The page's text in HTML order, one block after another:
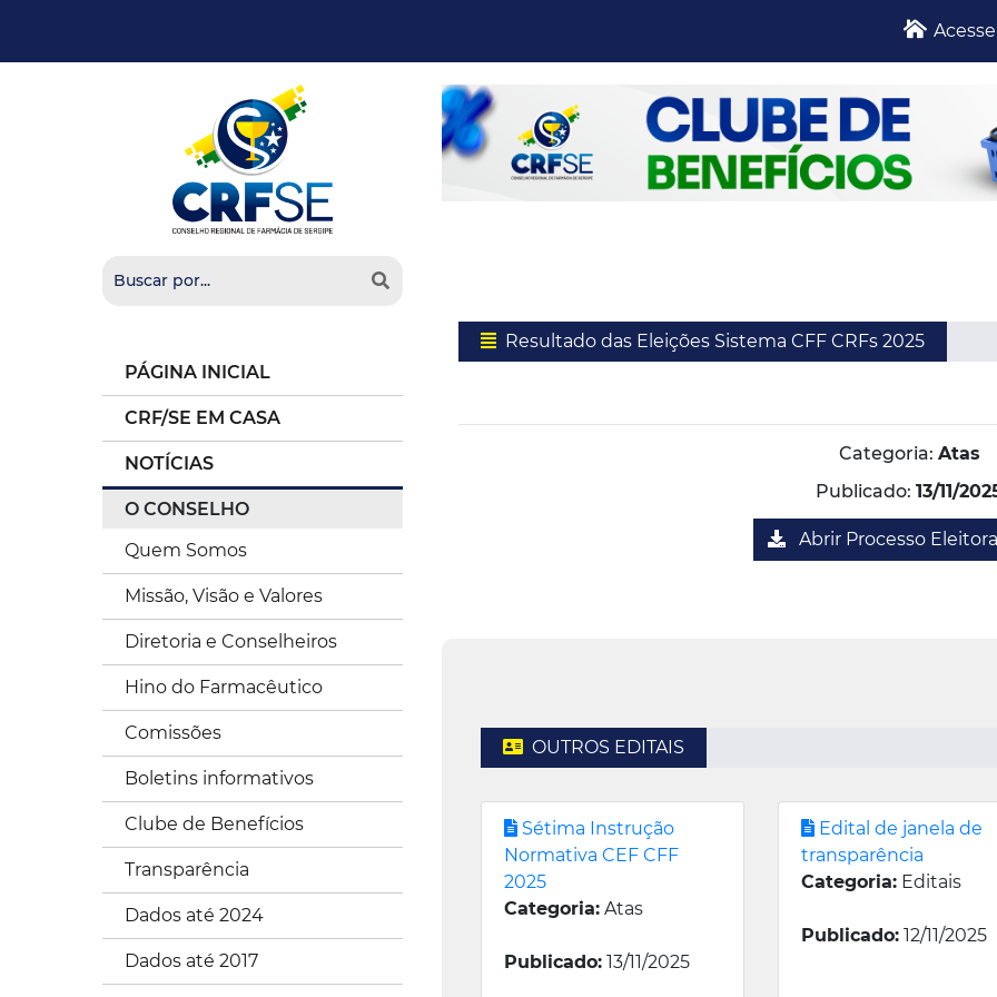
PÁGINA INICIAL
CRF/SE EM CASA
NOTÍCIAS
O CONSELHO
Quem Somos
Missão, Visão e Valores
Diretoria e Conselheiros
Hino do Farmacêutico
Comissões
Boletins informativos
Clube de Benefícios
Transparência
Dados até 2024
Dados até 2017
Resultado das Eleições Sistema CFF CRFs 2025
Categoria: Atas
Publicado: 13/11/
Abrir Processo
OUTROS EDITAIS
Sétima Instrução
Normativa CEF CFF
2025
Categoria: Atas
Publicado: 13/11/2025
Edital de janela de
transparência
Categoria:Editais
Publicado:12/11/2025